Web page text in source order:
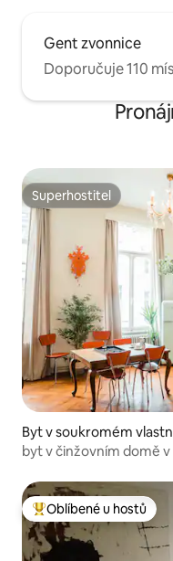
Gent zvonnice
Doporučuje 110
Superhostitel
Superhostitel
Byt v soukromém
byt v činžovním domě
Nejlepší v kategorii
Oblíbené u hostů